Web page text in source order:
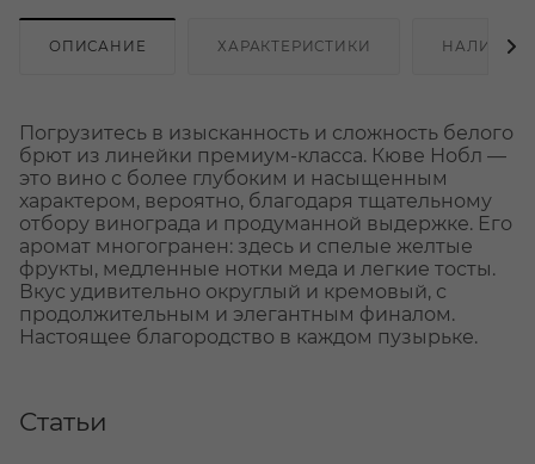
ОПИСАНИЕ ХАРАКТЕРИСТИКИ НАЛИЧИЕ
Погрузитесь в изысканность и сложность белого
брют из линейки премиум-класса. Кюве Нобл —
это вино с более глубоким и насыщенным
характером, вероятно, благодаря тщательному
отбору винограда и продуманной выдержке. Его
аромат многогранен: здесь и спелые желтые
фрукты, медленные нотки меда и легкие тосты.
Вкус удивительно округлый и кремовый, с
продолжительным и элегантным финалом.
Настоящее благородство в каждом пузырьке.
Статьи